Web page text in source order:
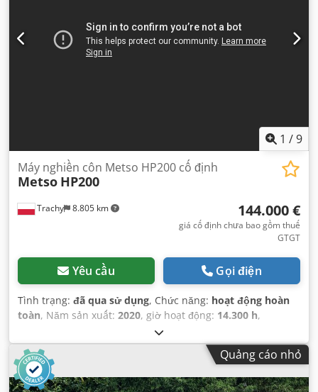
1 /9
Trachy 8.805 km
Máy nghiền côn Metso HP200 cố định
Metso HP200
144.000 €
giá cố định chưa bao gồm thuế
GTGT
Yêu cầu Gọi điện
Tình trạng: đã qua sử dụng, Chức năng: hoạt động hoàn
toàn, Năm sản xuất: 2020, giờ hoạt động: 14.300 h,
Quảng cáo nhỏ